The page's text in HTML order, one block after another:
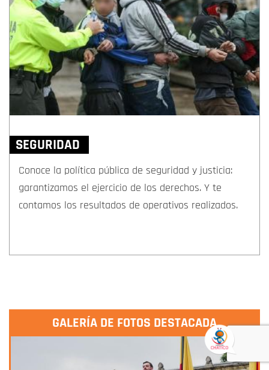
SEGURIDAD
Conoce la política pública de seguridad y justicia:
garantizamos el ejercicio de los derechos. Y te
contamos los resultados de operativos realizados.
GALERÍA DE FOTOS DESTACADA